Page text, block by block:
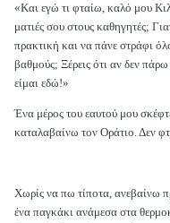
«Και εγώ τι φταίω, καλό μου
ματιές σου στους καθηγητές;
πρακτική και να πάνε στράφι
βαθμούς; Ξέρεις ότι αν δεν
είμαι εδώ!»
Ένα μέρος του εαυτού μου
καταλαβαίνω τον Οράτιο. Δεν
Χωρίς να πω τίποτα, ανεβαίνω
ένα παγκάκι ανάμεσα στα